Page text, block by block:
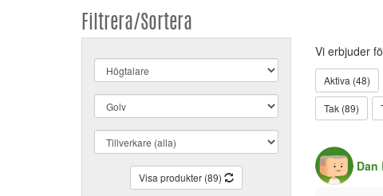
Filtrera/Sortera
Visa produkter (89)
Vi erbjuder
Aktiva (48)
Tak (89)
Dan